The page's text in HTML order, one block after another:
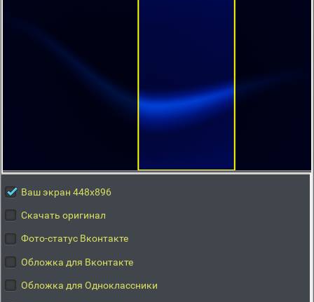
Ваш экран 448x896
Скачать оригинал
Фото-статус Вконтакте
Обложка для Вконтакте
Обложка для Одноклассники